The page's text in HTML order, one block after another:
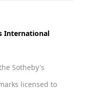
International
Sotheby's
licensed to